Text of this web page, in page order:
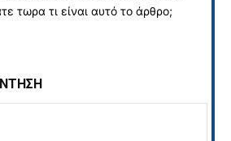
τωρα τι είναι αυτό το άρθρο;